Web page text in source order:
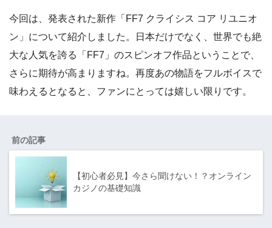
今回は、発表された新作「FF7 クライシス コア リユニオ
ン」について紹介しました。日本だけでなく、世界でも絶
大な人気を誇る「FF7」のスピンオフ作品ということで、
さらに期待が高まりますね。再度あの物語をフルボイスで
味わえるとなると、ファンにとっては嬉しい限りです。
前の記事
【初心者必見】今さら聞けない！？オンライン
カジノの基礎知識